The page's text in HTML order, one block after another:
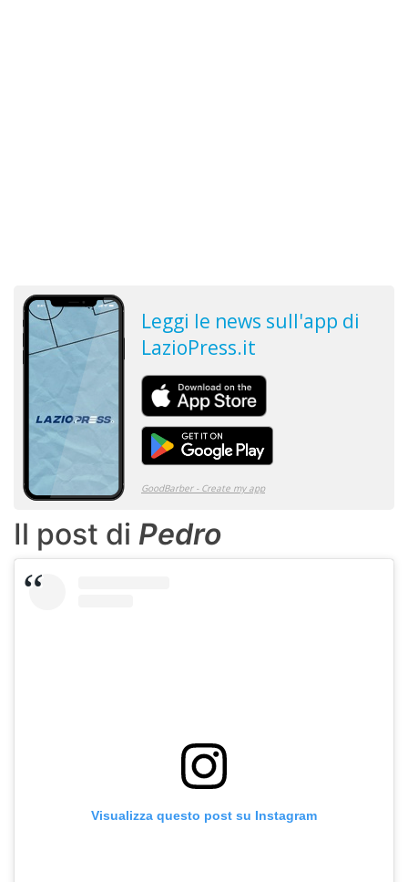
Il post di Pedro
Visualizza questo post su Instagram